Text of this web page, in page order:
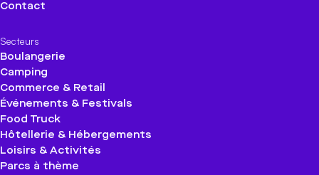
Contact
Secteurs
Boulangerie
Camping
Commerce & Retail
Événements & Festivals
Food Truck
Hôtellerie & Hébergements
Loisirs & Activités
Parcs à thème